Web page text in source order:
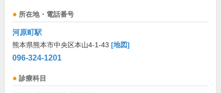
所在地・電話番号
河原町駅
熊本県熊本市中央区本山4-1-43 [地図]
096-324-1201
診療科目